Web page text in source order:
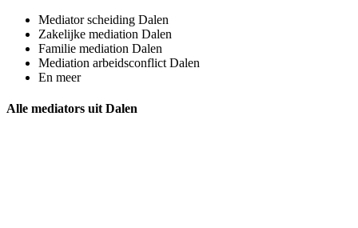
Mediator scheiding Dalen
Zakelijke mediation Dalen
Familie mediation Dalen
Mediation arbeidsconflict Dalen
En meer
Alle mediators uit Dalen